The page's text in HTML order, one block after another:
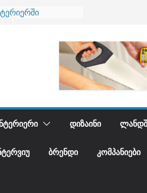
ᲓᲘᲖᲐᲘᲜᲘ
ᲑᲠᲔᲜᲓᲘ ᲙᲝᲛᲞᲐᲜᲘᲔᲑᲘ